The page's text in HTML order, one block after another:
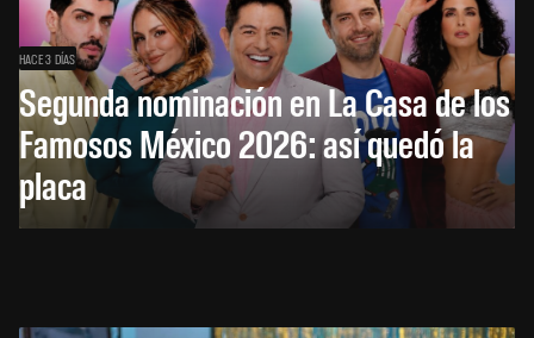
HACE 3 DÍAS
Segunda nominación en La Casa de los
Famosos México 2026: así quedó la
placa